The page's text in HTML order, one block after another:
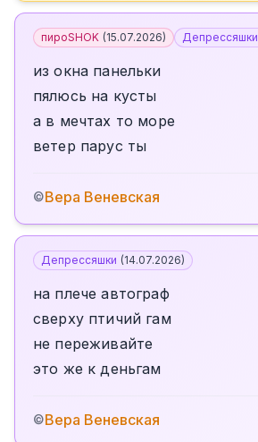
пироSHOK (15.07.2026) Депрессяшки
из окна панельки
пялюсь на кусты
а в мечтах то море
ветер парус ты
©Вера Веневская
Депрессяшки (14.07.2026)
на плече автограф
сверху птичий гам
не переживайте
это же к деньгам
©Вера Веневская